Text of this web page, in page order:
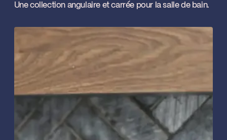
Une collection angulaire et carrée pour la salle de bain.